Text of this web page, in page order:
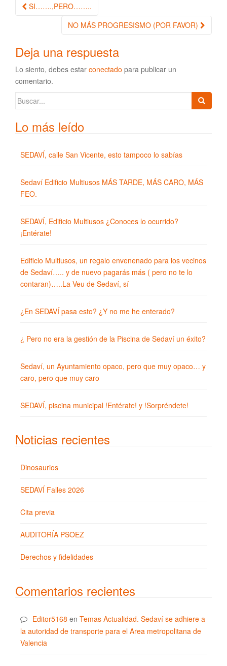
Navegación de la entrada
SI…….,PERO……..
NO MÁS PROGRESISMO (POR FAVOR)
Deja una respuesta
Lo siento, debes estar conectado para publicar un
comentario.
Buscar:
Lo más leído
SEDAVÍ, calle San Vicente, esto tampoco lo sabías
Sedaví Edificio Multiusos MÁS TARDE, MÁS CARO, MÁS
FEO.
SEDAVÍ, Edificio Multiusos ¿Conoces lo ocurrido?
¡Entérate!
Edificio Multiusos, un regalo envenenado para los vecinos
de Sedaví….. y de nuevo pagarás más ( pero no te lo
contaran)…..La Veu de Sedaví, sí
¿En SEDAVÍ pasa esto? ¿Y no me he enterado?
¿ Pero no era la gestión de la Piscina de Sedaví un éxito?
Sedaví, un Ayuntamiento opaco, pero que muy opaco… y
caro, pero que muy caro
SEDAVÍ, piscina municipal !Entérate! y !Sorpréndete!
Noticias recientes
Dinosaurios
SEDAVÍ Falles 2026
Cita previa
AUDITORÍA PSOEZ
Derechos y fidelidades
Comentarios recientes
Editor5168 en Temas Actualidad. Sedaví se adhiere a
la autoridad de transporte para el Area metropolitana de
Valencia